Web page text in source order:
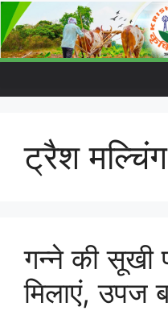
ट्रैश मल्चिंग
गन्ने की सूखी
मिलाएं, उपज